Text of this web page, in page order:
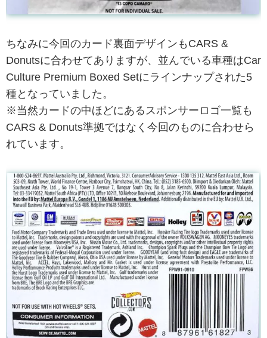
ちなみに今回のカード裏面デザインもCARS &
Donutsに合わせてありますが、並んでいる車種はCar
Culture Premium Boxed Setにラインナップされた5
種となっていました。
※当然カードの中ほどにあるスポンサーロゴ一覧も
CARS & Donuts準拠ではなく今回のものに合わせら
れています。